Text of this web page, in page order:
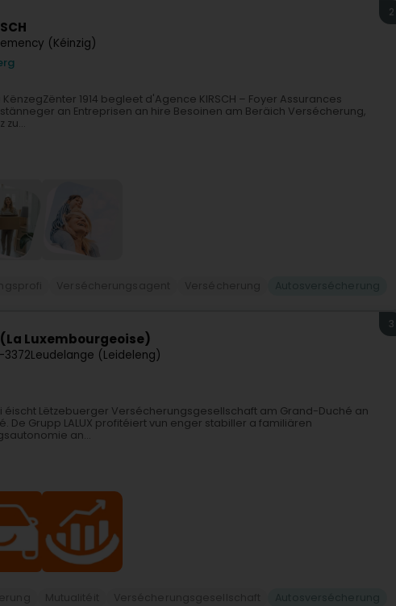
(Kéinzig)
2
1914 begleet d'Agence KIRSCH – Foyer Assurances
an Entreprisen an hire Besoinen am Beräich Versécherung,
zu...
(La Luxembourgeoise)
3372Leudelange (Leideleng)
3
éischt Lëtzebuerger Versécherungsgesellschaft am Grand-Duché an
De Grupp LALUX profitéiert vun enger stabiller a familiären
an...